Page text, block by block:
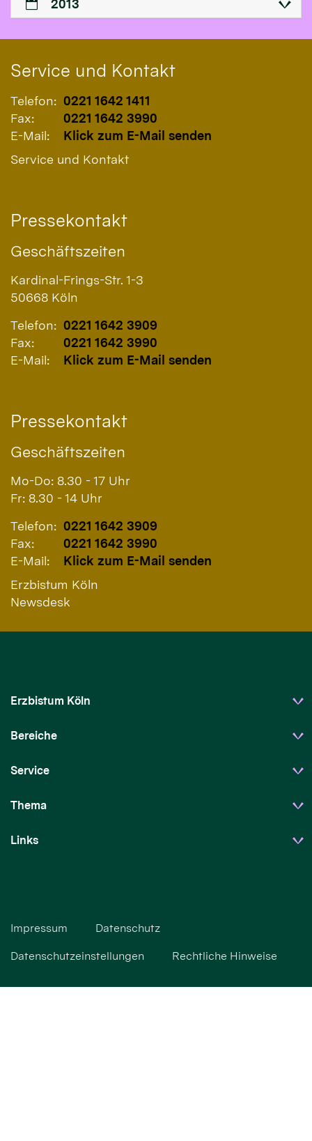
2013
Service und Kontakt
Telefon: 0221 1642 1411
Fax:
0221 1642 3990
E-Mail:
Klick zum E-Mail senden
Service und Kontakt
Pressekontakt
Geschäftszeiten
Kardinal-Frings-Str. 1-3
50668 Köln
Telefon: 0221 1642 3909
Fax:
0221 1642 3990
E-Mail:
Klick zum E-Mail senden
Pressekontakt
Geschäftszeiten
Mo-Do: 8.30 - 17 Uhr
Fr: 8.30 - 14 Uhr
Telefon: 0221 1642 3909
Fax:
0221 1642 3990
E-Mail:
Klick zum E-Mail senden
Erzbistum Köln
Newsdesk
Erzbistum Köln
Bereiche
Service
Thema
Links
Impressum Datenschutz
Datenschutzeinstellungen Rechtliche Hinweise